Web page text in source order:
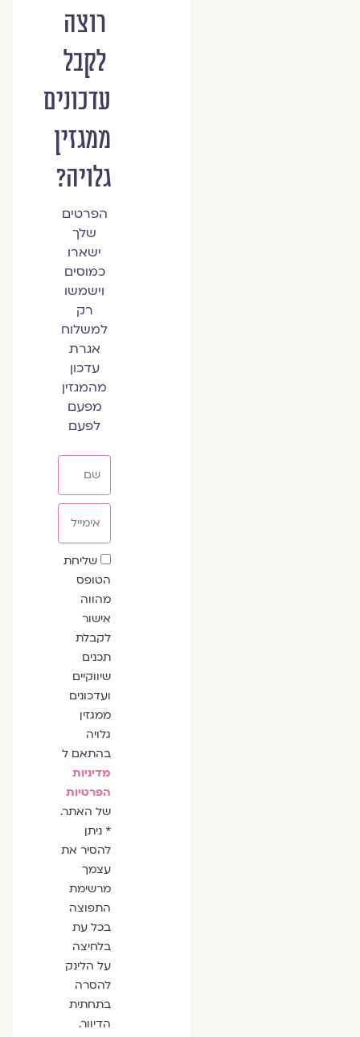
רוצה
לקבל
עדכונים
ממגזין
גלויה?
הפרטים
שלך
ישארו
כמוסים
וישמשו
רק
למשלוח
אגרת
עדכון
מהמגזין
מפעם
לפעם
שדה
הסכמה
שליחת
הטופס
מהווה
אישור
לקבלת
תכנים
שיווקיים
ועדכונים
ממגזין
גלויה
בהתאם ל
מדיניות
הפרטיות
של האתר.
* ניתן
להסיר את
עצמך
מרשימת
התפוצה
בכל עת
בלחיצה
על הלינק
להסרה
בתחתית
הדיוור.